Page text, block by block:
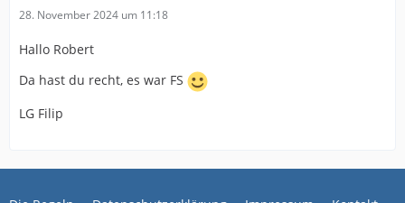
28. November 2024 um 11:18
Hallo Robert
Da hast du recht, es war FS
LG Filip